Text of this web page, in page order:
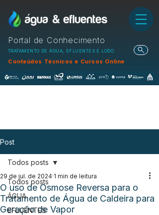
Portal de Conhecimento
TRATAMENTO DE ÁGUA, EFLUENTES E LODO
Conteúdos Técnicos e Cursos Online
Post
Todos posts
ÁGUA
EFLUENTES
Todos posts
O uso de Osmose Reversa para o
Tratamento de Água de Caldeira para
Geração de Vapor
29 de jul. de 2024 1 min de leitura